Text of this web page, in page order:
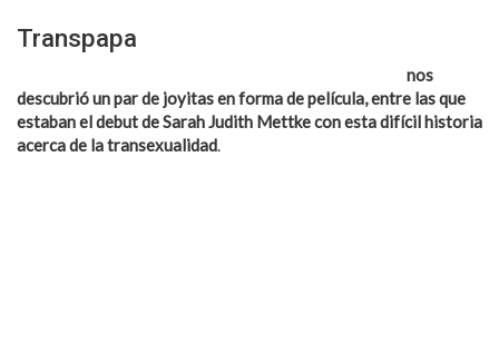
Transpapa
nos
descubrió un par de joyitas en forma de película, entre las que
estaban el debut de Sarah Judith Mettke con esta difícil historia
acerca de la transexualidad